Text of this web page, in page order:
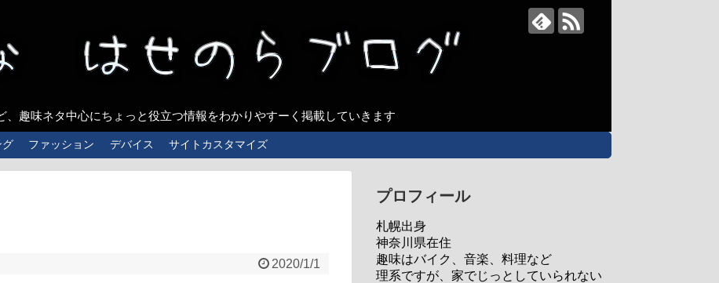
趣味ネタ中心にちょっと役立つ情報をわかりやすーく掲載していきます
グ ファッション デバイス サイトカスタマイズ
2020/1/1
プロフィール
札幌出身
神奈川県在住
趣味はバイク、音楽、料理など
理系ですが、家でじっとしていられない